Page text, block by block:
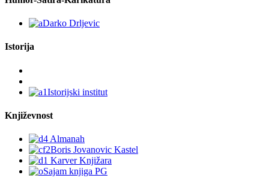
Istorija
Književnost